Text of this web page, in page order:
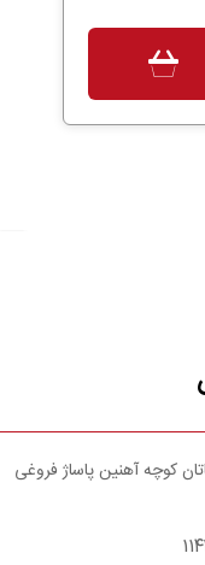
کوچه آهنین پاساژ فروغی